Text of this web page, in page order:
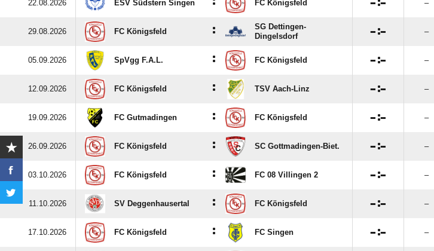
22.08.2026 ESV Südstern Singen FC Königsfeld : –
29.08.2026 FC Königsfeld :
SG Dettingen-
Dingelsdorf
: –
05.09.2026 SpVgg F.A.L. : FC Königsfeld : –
12.09.2026 FC Königsfeld : TSV Aach-Linz : –
19.09.2026 FC Gutmadingen : FC Königsfeld : –
26.09.2026 FC Königsfeld : SC Gottmadingen-Biet. : –
03.10.2026 FC Königsfeld : FC 08 Villingen 2 : –
11.10.2026 SV Deggenhausertal : FC Königsfeld : –
17.10.2026 FC Königsfeld : FC Singen : –